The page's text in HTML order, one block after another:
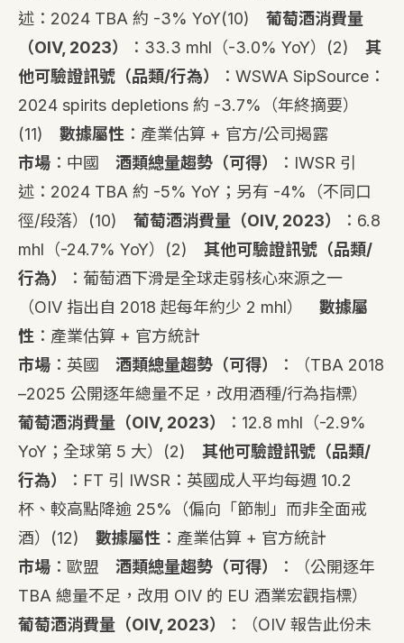
述：2024 TBA 約 -3% YoY(10)
葡萄酒消費量
（OIV, 2023）
：33.3 mhl（-3.0% YoY） (2)
其
他可驗證訊號（品類/行為）
：WSWA SipSource：
2024 spirits depletions 約 -3.7%（年終摘要）
(11)
數據屬性 ：產業估算 + 官方/公司揭露
市場 ：中國 酒類總量趨勢（可得）
：IWSR 引
述：2024 TBA 約 -5% YoY；另有 -4%（不同口
徑/段落） (10) 葡萄酒消費量（OIV, 2023）
：6.8
mhl（-24.7% YoY） (2)
其他可驗證訊號（品類/
行為）
：葡萄酒下滑是全球走弱核心來源之一
（OIV 指出自 2018 起每年約少 2 mhl） 數據屬
性 ：產業估算 + 官方統計
市場 ：英國 酒類總量趨勢（可得）
：（TBA 2018
–2025 公開逐年總量不足，改用酒種/行為指標）
葡萄酒消費量（OIV, 2023）
：12.8 mhl（-2.9%
YoY；全球第 5 大） (2)
其他可驗證訊號（品類/
行為）
：FT 引 IWSR：英國成人平均每週 10.2
杯、較高點降逾 25%（偏向「節制」而非全面戒
酒） (12) 數據屬性 ：產業估算 + 官方統計
市場 ：歐盟 酒類總量趨勢（可得）
：（公開逐年
TBA 總量不足，改用 OIV 的 EU 酒業宏觀指標）
葡萄酒消費量（OIV, 2023）
：（OIV 報告此份未